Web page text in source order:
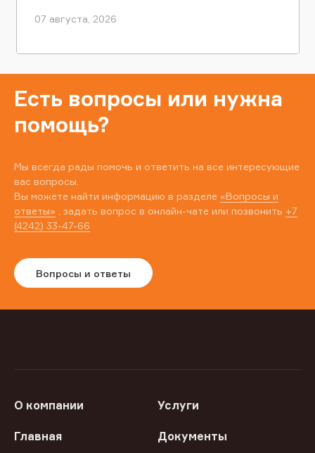
07 августа, 2026
Есть вопросы или нужна
помощь?
Мы всегда рады помочь и ответить на все интересующие
вас вопросы.
Вы можете найти информацию в разделе «Вопросы и
ответы» , задать вопрос в онлайн-чате или позвонить +7
(4242) 33-47-66
Вопросы и ответы
О компании Услуги
Главная Документы